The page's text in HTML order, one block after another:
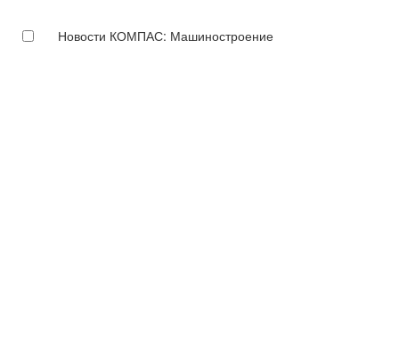
Новости КОМПАС: Машиностроение